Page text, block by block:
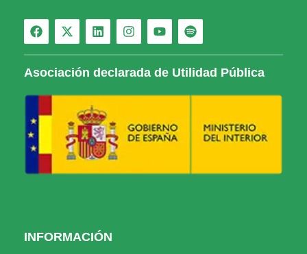
Asociación declarada de Utilidad Pública
INFORMACIÓN